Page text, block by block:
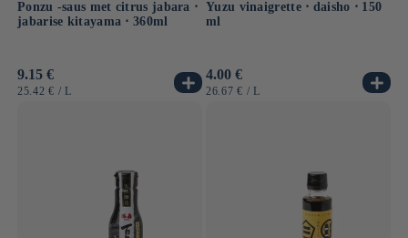
Ponzu -saus met citrus jabara ⋅
jabarise kitayama ⋅ 360ml
Normale
prijs
9.15 €
EENHEIDSPRIJS
25.42 € / PER
L
Yuzu vinaigrette ⋅ daisho ⋅ 150
ml
Normale
prijs
4.00 €
EENHEIDSPRIJS
26.67 € / PER
L